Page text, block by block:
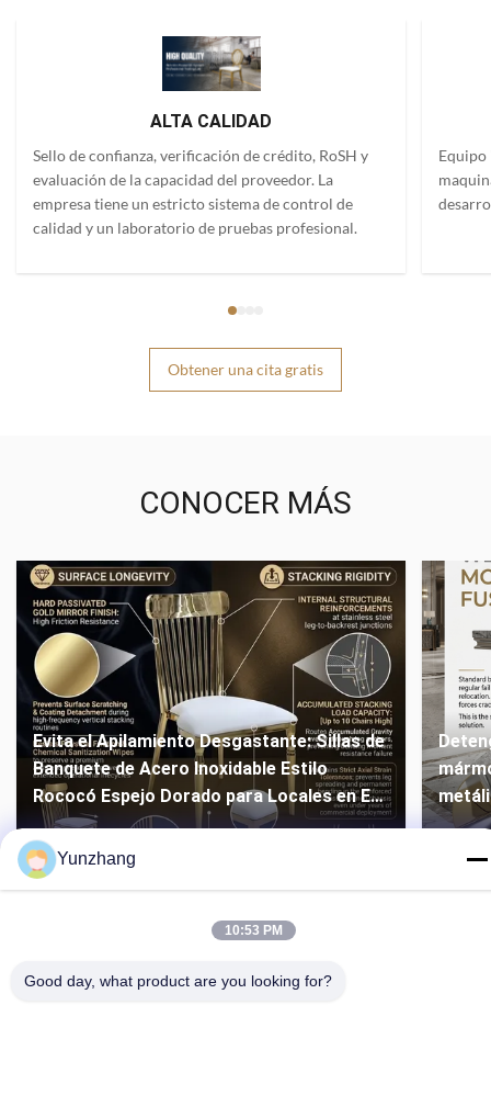
ALTA CALIDAD
Sello de confianza, verificación de crédito, RoSH y
evaluación de la capacidad del proveedor. La
empresa tiene un estricto sistema de control de
calidad y un laboratorio de pruebas profesional.
Obtener una cita gratis
CONOCER MÁS
Evita el Apilamiento Desgastante: Sillas de
Banquete de Acero Inoxidable Estilo
Rococó Espejo Dorado para Locales en EE.
UU.
UU.
Yunzhang
10:53 PM
Good day, what product are you looking for?